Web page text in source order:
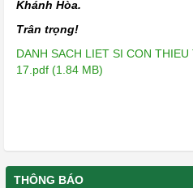
Khánh Hòa.
Trân trọng!
DANH SACH LIET SI CON
17.pdf (1.84 MB)
THÔNG BÁO